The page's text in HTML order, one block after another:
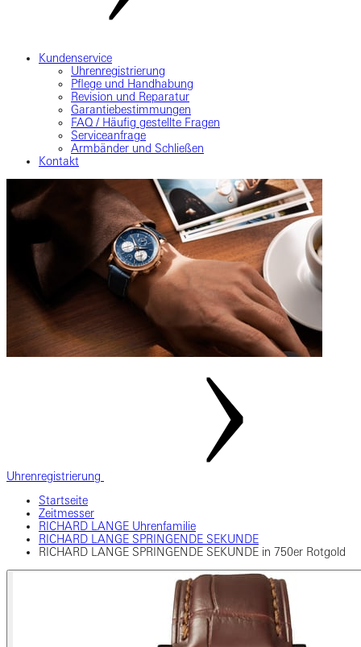
Kundenservice
Uhrenregistrierung
Pflege und Handhabung
Revision und Reparatur
Garantiebestimmungen
FAQ / Häufig gestellte Fragen
Serviceanfrage
Armbänder und Schließen
Kontakt
Uhrenregistrierung
Startseite
Zeitmesser
RICHARD LANGE Uhrenfamilie
RICHARD LANGE SPRINGENDE SEKUNDE
RICHARD LANGE SPRINGENDE SEKUNDE in 750er Rotgold